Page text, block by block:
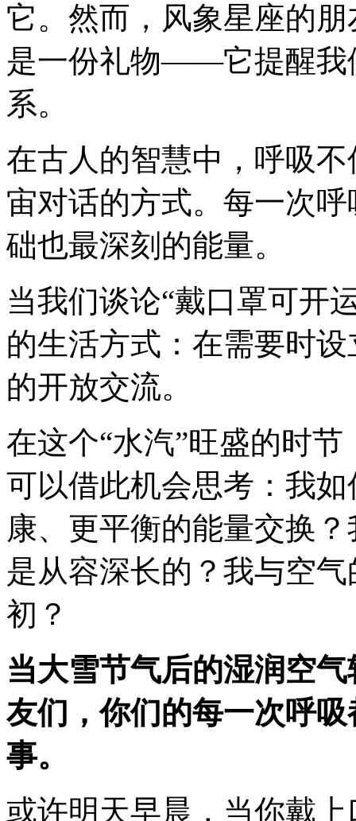
它。然而，风象星座的
是一份礼物——它提醒我
系。
在古人的智慧中，呼吸
宙对话的方式。每一次
础也最深刻的能量。
当我们谈论“戴口罩可开
的生活方式：在需要时
的开放交流。
在这个“水汽”旺盛的时
可以借此机会思考：我
康、更平衡的能量交换
是从容深长的？我与空
初？
当大雪节气后的湿润空
友们，你们的每一次呼
事。
或许明天早晨，当你戴